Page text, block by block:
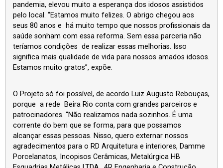
pandemia, elevou muito a esperança dos idosos assistidos
pelo local. “Estamos muito felizes. O abrigo chegou aos
seus 80 anos e há muito tempo que nossos profissionais da
saúde sonham com essa reforma. Sem essa parceria não
teríamos condições de realizar essas melhorias. Isso
significa mais qualidade de vida para nossos amados idosos.
Estamos muito gratos”, expõe.
O Projeto só foi possível, de acordo Luiz Augusto Rebouças,
porque a rede Beira Rio conta com grandes parceiros e
patrocinadores. “Não realizamos nada sozinhos. É uma
corrente do bem que se forma, para que possamos
alcançar essas pessoas. Nisso, quero externar nossos
agradecimentos para o RD Arquitetura e interiores, Damme
Porcelanatos, Incopisos Cerâmicas, Metalúrgica HB